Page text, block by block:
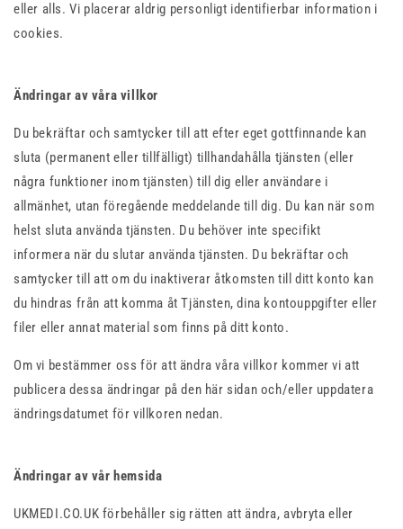
eller alls. Vi placerar aldrig personligt identifierbar information i
cookies.
Ändringar av våra villkor
Du bekräftar och samtycker till att efter eget gottfinnande kan
sluta (permanent eller tillfälligt) tillhandahålla tjänsten (eller
några funktioner inom tjänsten) till dig eller användare i
allmänhet, utan föregående meddelande till dig. Du kan när som
helst sluta använda tjänsten. Du behöver inte specifikt
informera när du slutar använda tjänsten. Du bekräftar och
samtycker till att om du inaktiverar åtkomsten till ditt konto kan
du hindras från att komma åt Tjänsten, dina kontouppgifter eller
filer eller annat material som finns på ditt konto.
Om vi ​​bestämmer oss för att ändra våra villkor kommer vi att
publicera dessa ändringar på den här sidan och/eller uppdatera
ändringsdatumet för villkoren nedan.
Ändringar av vår hemsida
UKMEDI.CO.UK förbehåller sig rätten att ändra, avbryta eller